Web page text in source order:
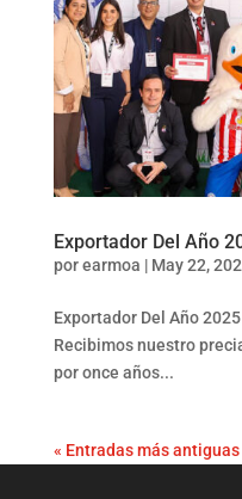
Exportador Del Año
porearmoa | May 22,
Exportador Del Año
Recibimos nuestro
por once años...
« Entradas más antiguas